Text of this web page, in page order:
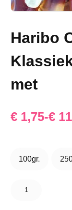
Haribo
met
€ 1,75-€
tot
100gr.
100gr.